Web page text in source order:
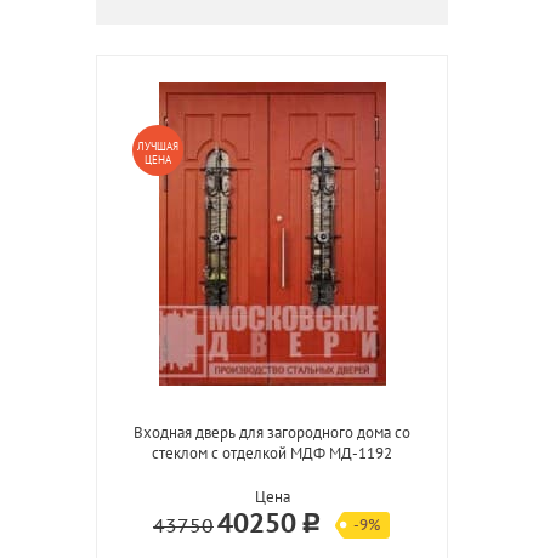
ЛУЧШАЯ
ЦЕНА
Входная дверь для загородного дома со
стеклом с отделкой МДФ МД-1192
Цена
4375040250 -9%